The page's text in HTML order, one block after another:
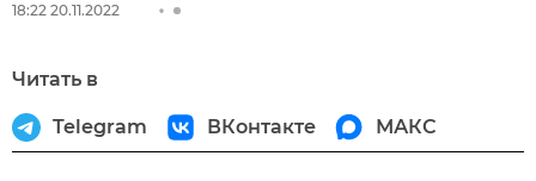
18:22 20.11.2022
Читать в
Telegram ВКонтакте МАКС